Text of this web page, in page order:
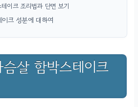
이크 조리법과 단면 보기
크 성분에 대하여
살 함박스테이크